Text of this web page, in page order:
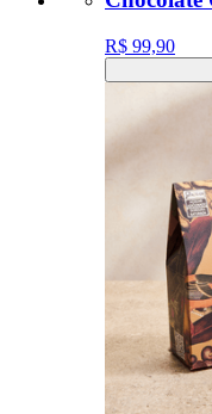
R$ 99,90